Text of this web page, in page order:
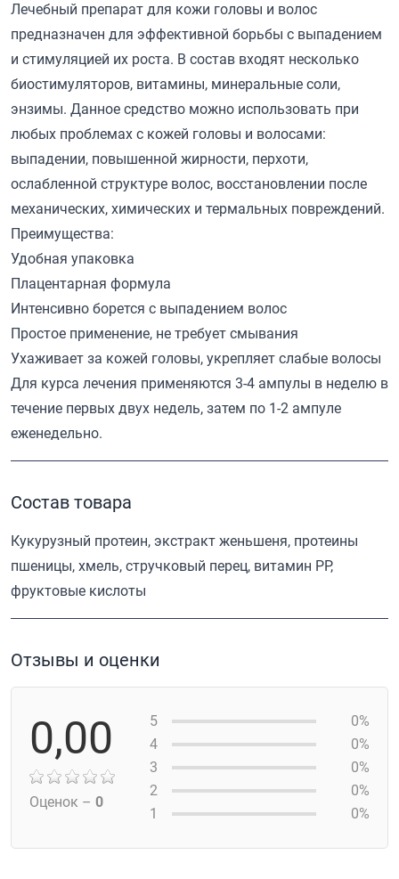
Лечебный препарат для кожи головы и волос
предназначен для эффективной борьбы с выпадением
и стимуляцией их роста. В состав входят несколько
биостимуляторов, витамины, минеральные соли,
энзимы. Данное средство можно использовать при
любых проблемах с кожей головы и волосами:
выпадении, повышенной жирности, перхоти,
ослабленной структуре волос, восстановлении после
механических, химических и термальных повреждений.
Преимущества:
Удобная упаковка
Плацентарная формула
Интенсивно борется с выпадением волос
Простое применение, не требует смывания
Ухаживает за кожей головы, укрепляет слабые волосы
Для курса лечения применяются 3-4 ампулы в неделю в
течение первых двух недель, затем по 1-2 ампуле
еженедельно.
Состав товара
Кукурузный протеин, экстракт женьшеня, протеины
пшеницы, хмель, стручковый перец, витамин РР,
фруктовые кислоты
Отзывы и оценки
0,00
Оценок – 0
5
0%
4
0%
3
0%
2
0%
1
0%